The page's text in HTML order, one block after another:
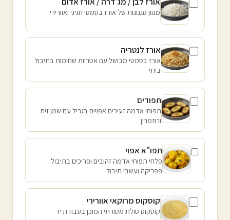
מגוון סגנונות של אורז בסמטי חגיגי ואוורירי
אורז לנטריה
אורז בסמטי מבושל עם אטריות שחומות בתיבול
ביתי
תפודים
תפוחי אדמה זעירים אפויים בגריל עם שמן זית
ורוזמרין
תפו"א אפוי
פלחי תפוחי אדמה זהובים ופריכים בתיבול
פפריקה ועשבי תיבול
קוסקוס מרוקאי אוורירי
קוסקוס סולת מסורתי המוכן בעבודת יד